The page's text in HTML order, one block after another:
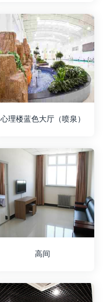
心理楼蓝色大厅（喷泉）
高间